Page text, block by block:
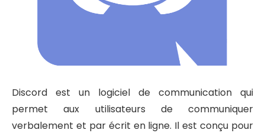
Discord est un logiciel de communication qui
permet aux utilisateurs de communiquer
verbalement et par écrit en ligne. Il est conçu pour